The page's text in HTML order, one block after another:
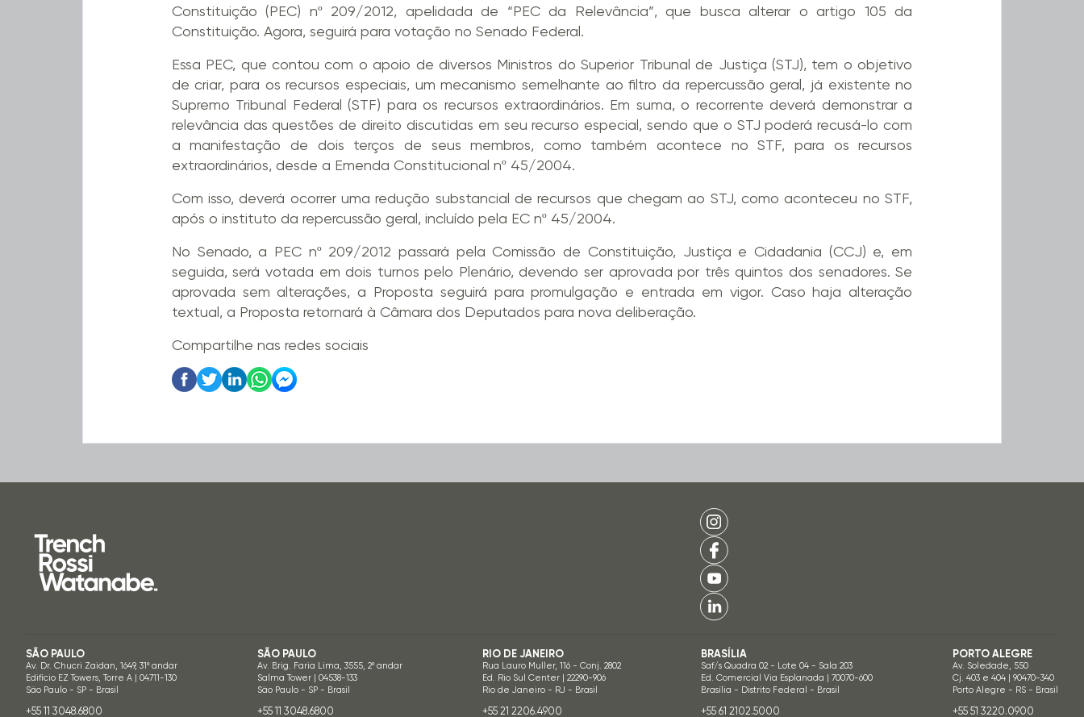
Constituição (PEC) nº 209/2012, apelidada de “PEC da Relevância”, que busca alterar o artigo 105 da
Constituição. Agora, seguirá para votação no Senado Federal.
Essa PEC, que contou com o apoio de diversos Ministros do Superior Tribunal de Justiça (STJ), tem o objetivo
de criar, para os recursos especiais, um mecanismo semelhante ao filtro da repercussão geral, já existente no
Supremo Tribunal Federal (STF) para os recursos extraordinários. Em suma, o recorrente deverá demonstrar a
relevância das questões de direito discutidas em seu recurso especial, sendo que o STJ poderá recusá-lo com
a manifestação de dois terços de seus membros, como também acontece no STF, para os recursos
extraordinários, desde a Emenda Constitucional nº 45/2004.
Com isso, deverá ocorrer uma redução substancial de recursos que chegam ao STJ, como aconteceu no STF,
após o instituto da repercussão geral, incluído pela EC nº 45/2004.
No Senado, a PEC nº 209/2012 passará pela Comissão de Constituição, Justiça e Cidadania (CCJ) e, em
seguida, será votada em dois turnos pelo Plenário, devendo ser aprovada por três quintos dos senadores. Se
aprovada sem alterações, a Proposta seguirá para promulgação e entrada em vigor. Caso haja alteração
textual, a Proposta retornará à Câmara dos Deputados para nova deliberação.
Compartilhe nas redes sociais
SÃO PAULO
Av. Dr. Chucri Zaidan, 1649, 31º andar
Edifício EZ Towers, Torre A | 04711-130
São Paulo - SP - Brasil
+55 11 3048.6800
SÃO PAULO
Av. Brig. Faria Lima, 3555, 2º andar
Salma Tower | 04538-133
São Paulo - SP - Brasil
+55 11 3048.6800
RIO DE JANEIRO
Rua Lauro Muller, 116 - Conj. 2802
Ed. Rio Sul Center | 22290-906
Rio de Janeiro - RJ - Brasil
+55 21 2206.4900
BRASÍLIA
Saf/s Quadra 02 - Lote 04 - Sala 203
Ed. Comercial Via Esplanada | 70070-600
Brasília - Distrito Federal - Brasil
+55 61 2102.5000
PORTO ALEGRE
Av. Soledade, 550
Cj. 403 e 404 | 90470-340
Porto Alegre - RS - Brasil
+55 51 3220.0900